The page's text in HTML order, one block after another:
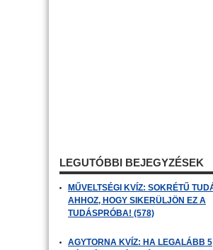
LEGUTÓBBI BEJEGYZÉSEK
MŰVELTSÉGI KVÍZ: SOKRÉTŰ
AHHOZ, HOGY SIKERÜLJÖN EZ A
TUDÁSPRÓBA! (578)
AGYTORNA KVÍZ: HA LEGALÁBB 5